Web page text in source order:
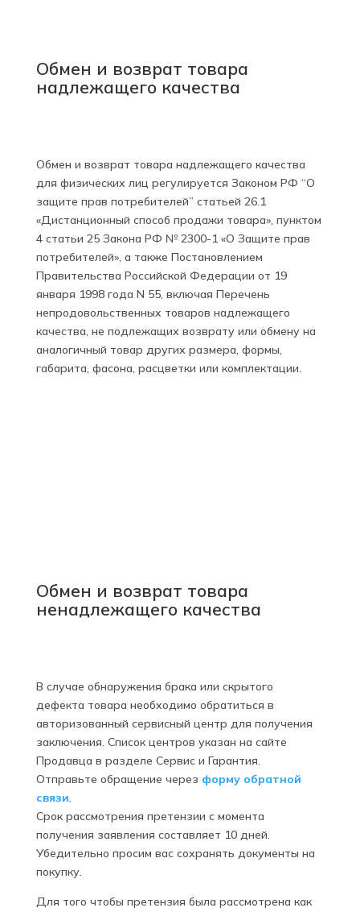
Обмен и возврат товара
надлежащего качества
Обмен и возврат товара надлежащего качества
для физических лиц регулируется Законом РФ “О
защите прав потребителей” статьей 26.1
«Дистанционный способ продажи товара», пунктом
4 статьи 25 Закона РФ № 2300-1 «О Защите прав
потребителей», а также Постановлением
Правительства Российской Федерации от 19
января 1998 года N 55, включая Перечень
непродовольственных товаров надлежащего
качества, не подлежащих возврату или обмену на
аналогичный товар других размера, формы,
габарита, фасона, расцветки или комплектации.
Обмен и возврат товара
ненадлежащего качества
В случае обнаружения брака или скрытого
дефекта товара необходимо обратиться в
авторизованный сервисный центр для получения
заключения. Список центров указан на сайте
Продавца в разделе Сервис и Гарантия.
Отправьте обращение через форму обратной
связи.
Срок рассмотрения претензии с момента
получения заявления составляет 10 дней.
Убедительно просим вас сохранять документы на
покупку.
Для того чтобы претензия была рассмотрена как